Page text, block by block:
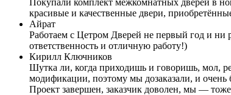
красивые и качественные двери,
Айрат
Работаем с Цетром Дверей не первый год и ни
ответственность и отличную работу!)
Кирилл Ключников
Шутка ли, когда приходишь и говоришь, мол,
модификации, поэтому мы дозаказали, и
Проект завершен, заказчик доволен, мы —